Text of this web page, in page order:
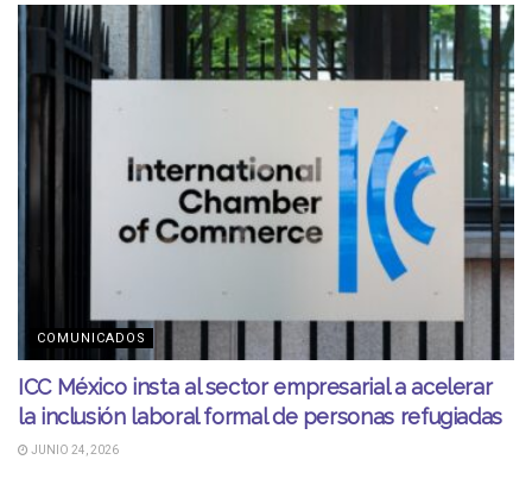
COMUNICADOS
ICC México insta al sector empresarial a acelerar
la inclusión laboral formal de personas refugiadas
JUNIO 24, 2026